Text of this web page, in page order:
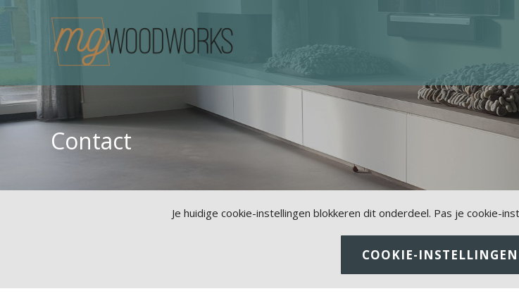
Contact
Je huidige cookie-instellingen blokkeren dit onderdeel. Pas je cookie-
COOKIE-